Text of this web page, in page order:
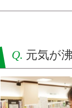
Q. 元気が